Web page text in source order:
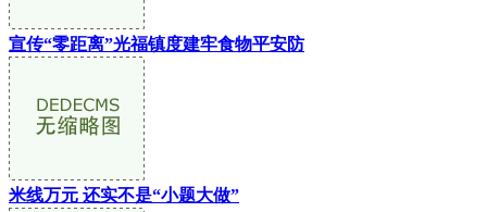
宣传“零距离”光福镇度建牢食物平安防
米线万元 还实不是“小题大做”